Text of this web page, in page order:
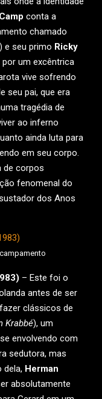
conta a
chamado
) e seu primo Ricky
um excêntrica
vive sofrendo
seu pai, que era
tragédia de
ao inferno
ainda luta para
em seu corpo.
de corpos
fenomenal do
dos Anos
– Este foi o
antes de ser
clássicos de
Krabbé), um
envolvendo com
sedutora, mas
dela, Herman
absolutamente